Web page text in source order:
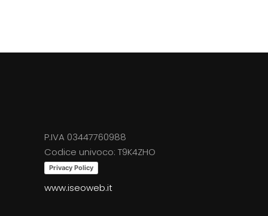
P.IVA 03447760988
Codice univoco: T9K4ZHO
Privacy Policy
www.iseoweb.it